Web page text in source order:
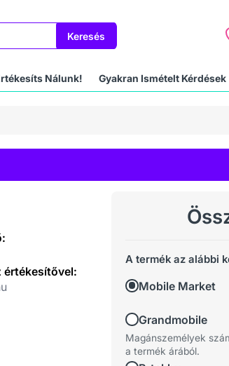
Keresés
Nálunk! Gyakran Ismételt Kérdések
értékesítővel:
A termék az alábbi
Mobile Market
Grandmobile
Magánszemélyek
a termék árából.